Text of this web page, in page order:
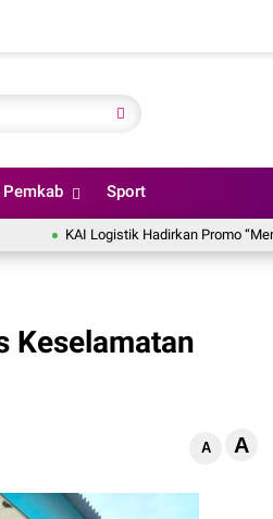
Pemkab Sport
KAI Logistik Hadirkan Promo “Merdeka
Keselamatan
A A